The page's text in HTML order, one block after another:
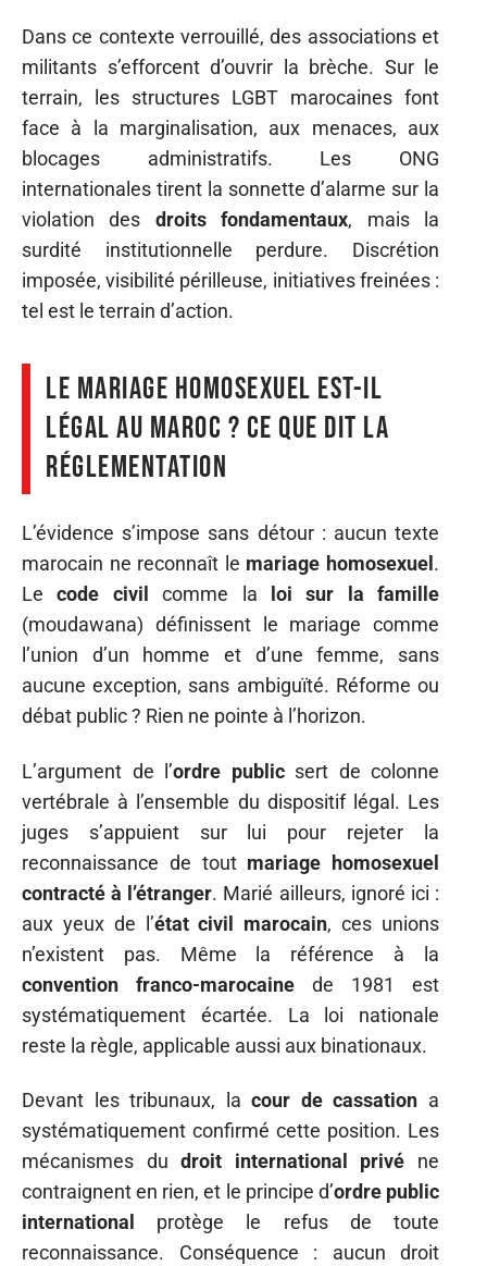
Dans ce contexte verrouillé, des associations et
militants s’efforcent d’ouvrir la brèche. Sur le
terrain, les structures LGBT marocaines font
face à la marginalisation, aux menaces, aux
blocages administratifs. Les ONG
internationales tirent la sonnette d’alarme sur la
violation des droits fondamentaux, mais la
surdité institutionnelle perdure. Discrétion
imposée, visibilité périlleuse, initiatives freinées :
tel est le terrain d’action.
Le mariage homosexuel est-il
légal au Maroc ? Ce que dit la
réglementation
L’évidence s’impose sans détour : aucun texte
marocain ne reconnaît le mariage homosexuel .
Lecode civil comme la
loi sur la famille
(moudawana) définissent le mariage comme
l’union d’un homme et d’une femme, sans
aucune exception, sans ambiguïté. Réforme ou
débat public ? Rien ne pointe à l’horizon.
L’argument de l’ordre publicsert de colonne
vertébrale à l’ensemble du dispositif légal. Les
juges s’appuient sur lui pour rejeter la
reconnaissance de tout mariage homosexuel
contracté à l’étranger. Marié ailleurs, ignoré ici :
aux yeux de l’état civil marocain, ces unions
n’existent pas. Même la référence à la
convention franco-marocaine de 1981 est
systématiquement écartée. La loi nationale
reste la règle, applicable aussi aux binationaux.
Devant les tribunaux, lacour de cassation a
systématiquement confirmé cette position. Les
mécanismes dudroit international privé ne
contraignent en rien, et le principe d’ordre public
international
protège le refus de toute
reconnaissance. Conséquence : aucun droit